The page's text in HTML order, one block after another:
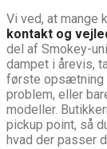
Vi ved, at mange
kontakt og
del af Smokey-
dampet i årevis,
første opsætning
problem, eller
modeller.
pickup point, så
hvad der passer